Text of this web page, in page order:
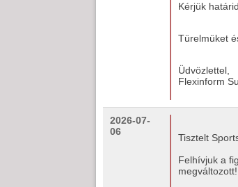
Kérjük
Türelmüket
Üdvözlettel,
Flexinform
2026-07-
06
Tisztelt
Felhívjuk a
megváltozott!